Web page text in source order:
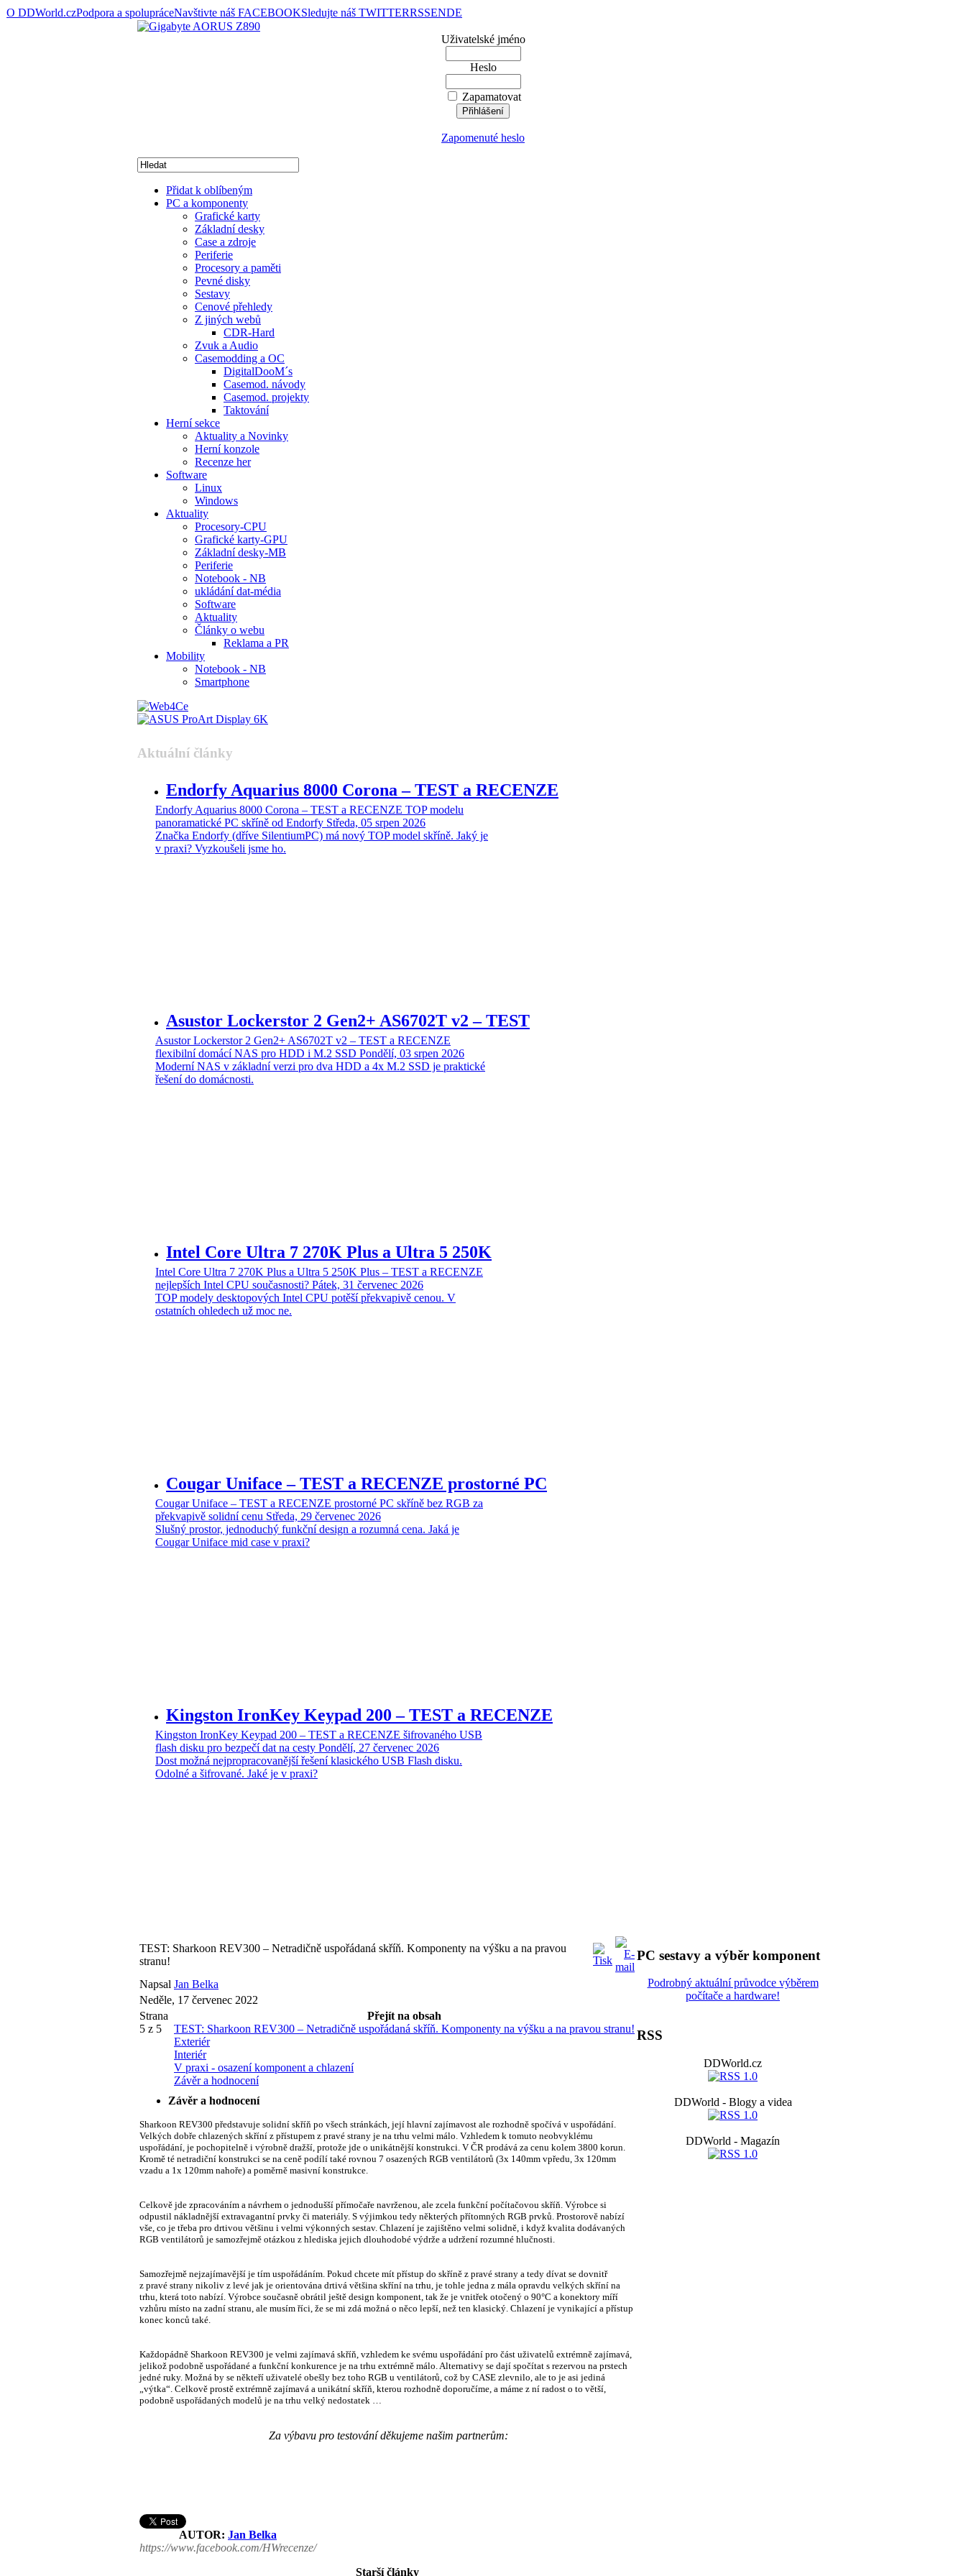
O DDWorld.czPodpora a spolupráceNavštivte náš FACEBOOKSledujte náš TWITTERRSSENDE
Uživatelské jméno
Heslo
Zapamatovat
Zapomenuté heslo
Přidat k oblíbeným
PC a komponenty
Grafické karty
Základní desky
Case a zdroje
Periferie
Procesory a paměti
Pevné disky
Sestavy
Cenové přehledy
Z jiných webů
CDR-Hard
Zvuk a Audio
Casemodding a OC
DigitalDooM´s
Casemod. návody
Casemod. projekty
Taktování
Herní sekce
Aktuality a Novinky
Herní konzole
Recenze her
Software
Linux
Windows
Aktuality
Procesory-CPU
Grafické karty-GPU
Základní desky-MB
Periferie
Notebook - NB
ukládání dat-média
Software
Aktuality
Články o webu
Reklama a PR
Mobility
Notebook - NB
Smartphone
Aktuální články
Endorfy Aquarius 8000 Corona – TEST a RECENZE
Endorfy Aquarius 8000 Corona – TEST a RECENZE TOP modelu
panoramatické PC skříně od Endorfy Středa, 05 srpen 2026
Značka Endorfy (dříve SilentiumPC) má nový TOP model skříně. Jaký je
v praxi? Vyzkoušeli jsme ho.
Asustor Lockerstor 2 Gen2+ AS6702T v2 – TEST
Asustor Lockerstor 2 Gen2+ AS6702T v2 – TEST a RECENZE
flexibilní domácí NAS pro HDD i M.2 SSD Pondělí, 03 srpen 2026
Moderní NAS v základní verzi pro dva HDD a 4x M.2 SSD je praktické
řešení do domácnosti.
Intel Core Ultra 7 270K Plus a Ultra 5 250K
Intel Core Ultra 7 270K Plus a Ultra 5 250K Plus – TEST a RECENZE
nejlepších Intel CPU současnosti? Pátek, 31 červenec 2026
TOP modely desktopových Intel CPU potěší překvapivě cenou. V
ostatních ohledech už moc ne.
Cougar Uniface – TEST a RECENZE prostorné PC
Cougar Uniface – TEST a RECENZE prostorné PC skříně bez RGB za
překvapivě solidní cenu Středa, 29 červenec 2026
Slušný prostor, jednoduchý funkční design a rozumná cena. Jaká je
Cougar Uniface mid case v praxi?
Kingston IronKey Keypad 200 – TEST a RECENZE
Kingston IronKey Keypad 200 – TEST a RECENZE šifrovaného USB
flash disku pro bezpečí dat na cesty Pondělí, 27 červenec 2026
Dost možná nejpropracovanější řešení klasického USB Flash disku.
Odolné a šifrované. Jaké je v praxi?
TEST: Sharkoon REV300 – Netradičně uspořádaná skříň. Komponenty na výšku a na pravou
stranu!
Napsal Jan Belka
Neděle, 17 červenec 2022
Přejít na obsah
TEST: Sharkoon REV300 – Netradičně uspořádaná skříň. Komponenty na výšku a na pravou stranu!
Exteriér
Interiér
V praxi - osazení komponent a chlazení
Závěr a hodnocení
Strana
5 z 5
Závěr a hodnocení
Sharkoon REV300 představuje solidní skříň po všech stránkách, její hlavní zajímavost ale rozhodně spočívá v uspořádání.
Velkých dobře chlazených skříní z přístupem z pravé strany je na trhu velmi málo. Vzhledem k tomuto neobvyklému
uspořádání, je pochopitelně i výrobně dražší, protože jde o unikátnější konstrukci. V ČR prodává za cenu kolem 3800 korun.
Kromě té netradiční konstrukci se na ceně podílí také rovnou 7 osazených RGB ventilátorů (3x 140mm vpředu, 3x 120mm
vzadu a 1x 120mm nahoře) a poměrně masivní konstrukce.
Celkově jde zpracováním a návrhem o jednodušší přímočaře navrženou, ale zcela funkční počítačovou skříň. Výrobce si
odpustil nákladnější extravagantní prvky či materiály. S výjimkou tedy některých přítomných RGB prvků. Prostorově nabízí
vše, co je třeba pro drtivou většinu i velmi výkonných sestav. Chlazení je zajištěno velmi solidně, i když kvalita dodávaných
RGB ventilátorů je samozřejmě otázkou z hlediska jejich dlouhodobé výdrže a udržení rozumné hlučnosti.
Samozřejmě nejzajímavější je tím uspořádáním. Pokud chcete mít přístup do skříně z pravé strany a tedy dívat se dovnitř
z pravé strany nikoliv z levé jak je orientována drtivá většina skříní na trhu, je tohle jedna z mála opravdu velkých skříní na
trhu, která toto nabízí. Výrobce současně obrátil ještě design komponent, tak že je vnitřek otočený o 90°C a konektory míří
vzhůru místo na zadní stranu, ale musím říci, že se mi zdá možná o něco lepší, než ten klasický. Chlazení je vynikající a přístup
konec konců také.
Každopádně Sharkoon REV300 je velmi zajímavá skříň, vzhledem ke svému uspořádání pro část uživatelů extrémně zajímavá,
jelikož podobně uspořádané a funkční konkurence je na trhu extrémně málo. Alternativy se dají spočítat s rezervou na prstech
jedné ruky. Možná by se někteří uživatelé obešly bez toho RGB u ventilátorů, což by CASE zlevnilo, ale to je asi jediná
„výtka“. Celkově prostě extrémně zajímavá a unikátní skříň, kterou rozhodně doporučíme, a máme z ní radost o to větší,
podobně uspořádaných modelů je na trhu velký nedostatek …
Za výbavu pro testování děkujeme našim partnerům:
AUTOR: Jan Belka
https://www.facebook.com/HWrecenze/
Starší články
PC sestavy a výběr komponent
Podrobný aktuální průvodce výběrem
počítače a hardware!
RSS
DDWorld.cz
DDWorld - Blogy a videa
DDWorld - Magazín